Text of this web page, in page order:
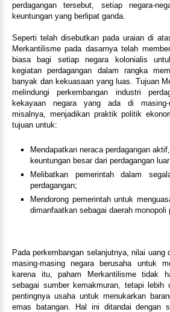
perdagangan tersebut, setiap negara-
keuntungan yang berlipat ganda.
Seperti telah disebutkan pada uraian di
Merkantilisme pada dasarnya telah
biasa bagi setiap negara kolonialis
kegiatan perdagangan dalam rangka
banyak dan kekuasaan yang luas. Tujuan
melindungi perkembangan industri
kekayaan negara yang ada di masing-
misalnya, menjadikan praktik politik
tujuan untuk:
Mendapatkan neraca perdagangan
keuntungan besar dari perdagangan
Melibatkan pemerintah dalam
perdagangan;
Mendorong pemerintah untuk
dimanfaatkan sebagai daerah monopoli
Pada perkembangan selanjutnya, nilai uang
masing-masing negara berusaha untuk
karena itu, paham Merkantilisme tidak
sebagai sumber kemakmuran, tetapi lebih
pentingnya usaha untuk menukarkan
emas batangan. Hal ini ditandai dengan